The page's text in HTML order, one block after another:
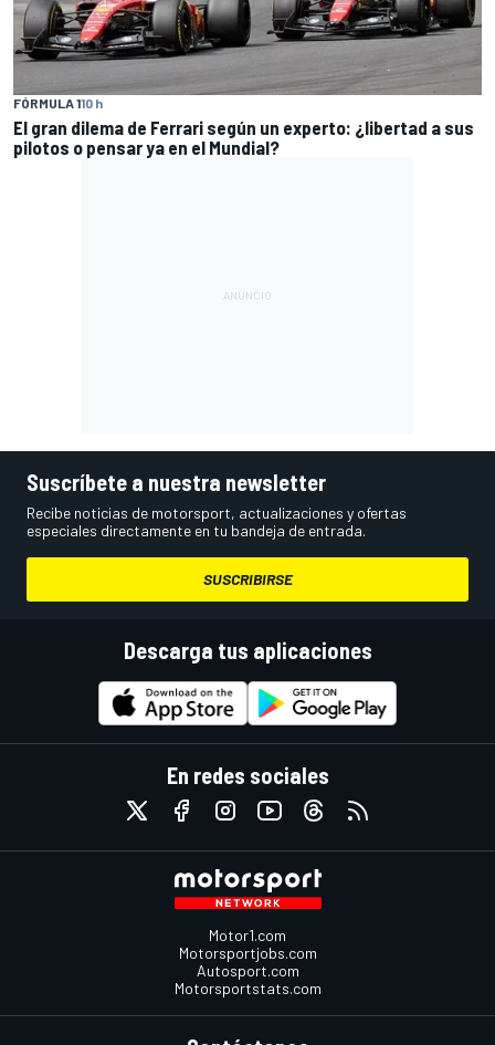
FÓRMULA 110 h
El gran dilema de Ferrari según un experto: ¿libertad a sus
pilotos o pensar ya en el Mundial?
Suscríbete a nuestra newsletter
Recibe noticias de motorsport, actualizaciones y ofertas
especiales directamente en tu bandeja de entrada.
SUSCRIBIRSE
Descarga tus aplicaciones
En redes sociales
Motor1.com
Motorsportjobs.com
Autosport.com
Motorsportstats.com